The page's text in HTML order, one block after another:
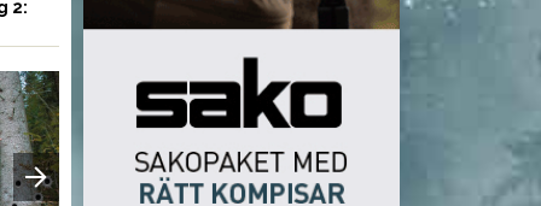
2:
AMMUNITION